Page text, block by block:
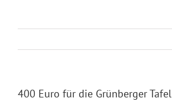
400 Euro für die Grünberger Tafel